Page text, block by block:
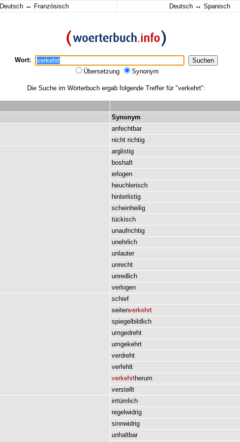
Deutsch ↔ Französisch Deutsch ↔ Spanisch
Wort:
Übersetzung
Synonym
Die Suche im Wörterbuch ergab folgende Treffer für "verkehrt":
Synonym
anfechtbar
nicht richtig
arglistig
boshaft
erlogen
heuchlerisch
hinterlistig
scheinheilig
tückisch
unaufrichtig
unehrlich
unlauter
unrecht
unredlich
verlogen
schief
seitenverkehrt
spiegelbildlich
umgedreht
umgekehrt
verdreht
verfehlt
verkehrtherum
verstellt
irrtümlich
regelwidrig
sinnwidrig
unhaltbar